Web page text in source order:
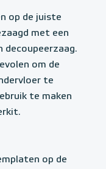
op de juiste
met een
decoupeerzaag.
om de
te
te maken
op de